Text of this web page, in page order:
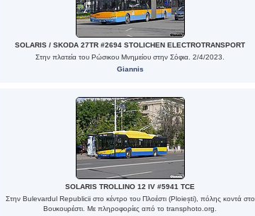
SOLARIS / SKODA 27TR #2694 STOLICHEN ELECTROTRANSPORT
Στην πλατεία του Ρώσικου Μνημείου στην Σόφια. 2/4/2023.
Giannis
SOLARIS TROLLINO 12 IV #5941 TCE
Στην Bulevardul Republicii στο κέντρο του Πλοέστι (Ploiești), πόλης κοντά στο
Βουκουρέστι. Με πληροφορίες από το transphoto.org.